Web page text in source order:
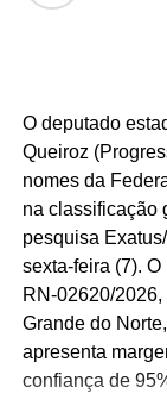
O deputado
Queiroz
nomes da
na classificação
pesquisa
sexta-feira (7).
RN-02620/
Grande do
apresenta
confiança de